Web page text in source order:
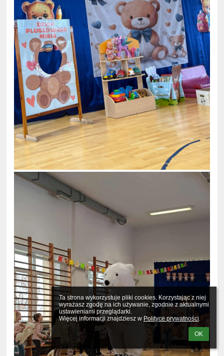
Ta strona wykorzystuje pliki cookies. Korzystając z niej
wyrażasz zgodę na ich używanie, zgodnie z aktualnymi
ustawieniami przeglądarki.
Więcej informacji znajdziesz w Polityce prywatności.
OK